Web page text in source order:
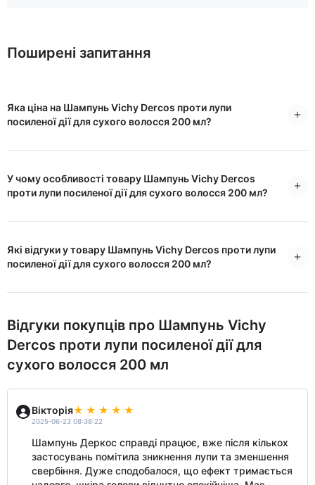
Поширені запитання
Яка ціна на Шампунь Vichy Dercos проти лупи
посиленої дії для сухого волосся 200 мл?
У чому особливості товару Шампунь Vichy Dercos
проти лупи посиленої дії для сухого волосся 200 мл?
Які відгуки у товару Шампунь Vichy Dercos проти лупи
посиленої дії для сухого волосся 200 мл?
Відгуки покупців про Шампунь Vichy
Dercos проти лупи посиленої дії для
сухого волосся 200 мл
Вікторія
2025-06-23 08:38:22
Шампунь Деркос справді працює, вже після кількох
застосувань помітила зникнення лупи та зменшення
свербіння. Дуже сподобалося, що ефект тримається